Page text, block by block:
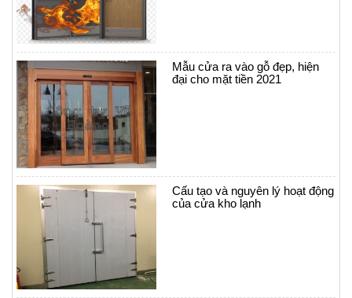
Mẫu cửa ra vào gỗ đẹp, hiện
đại cho mặt tiền 2021
Cấu tạo và nguyên lý hoạt động
của cửa kho lạnh